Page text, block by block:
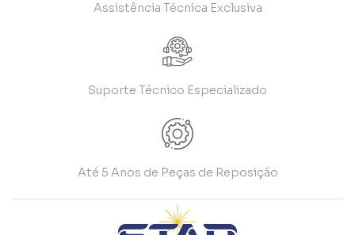
Assistência Técnica Exclusiva
Suporte Técnico Especializado
Até 5 Anos de Peças de Reposição